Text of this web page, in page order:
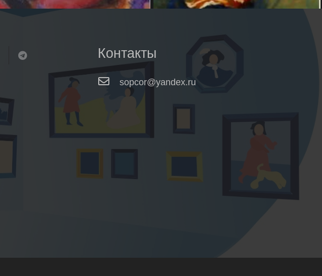
Контакты
sopcor@yandex.ru